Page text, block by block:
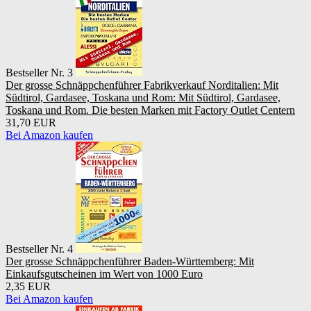
Bestseller Nr. 3
Der grosse Schnäppchenführer Fabrikverkauf Norditalien: Mit
Südtirol, Gardasee, Toskana und Rom: Mit Südtirol, Gardasee,
Toskana und Rom. Die besten Marken mit Factory Outlet Centern
31,70 EUR
Bei Amazon kaufen
Bestseller Nr. 4
Der grosse Schnäppchenführer Baden-Württemberg: Mit
Einkaufsgutscheinen im Wert von 1000 Euro
2,35 EUR
Bei Amazon kaufen